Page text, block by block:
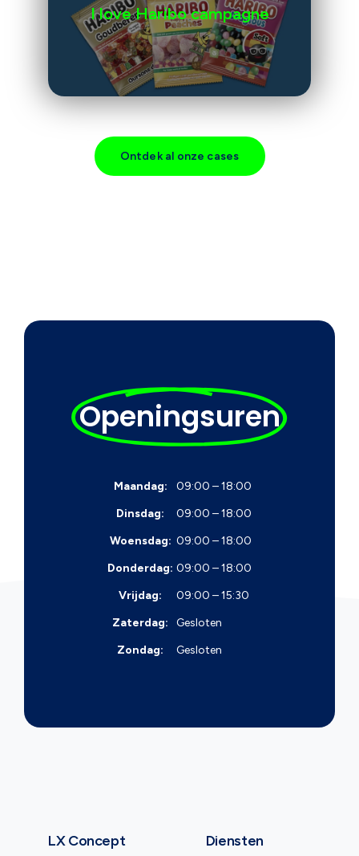
I love Haribo campagne
Ontdek al onze cases
Openingsuren
Maandag:
09:00 – 18:00
Dinsdag:
09:00 – 18:00
Woensdag: 09:00 – 18:00
Donderdag: 09:00 – 18:00
Vrijdag:
09:00 – 15:30
Zaterdag:
Gesloten
Zondag:
Gesloten
LX Concept Diensten